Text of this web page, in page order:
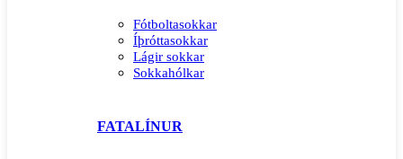
Fótboltasokkar
Íþróttasokkar
Lágir sokkar
Sokkahólkar
FATALÍNUR